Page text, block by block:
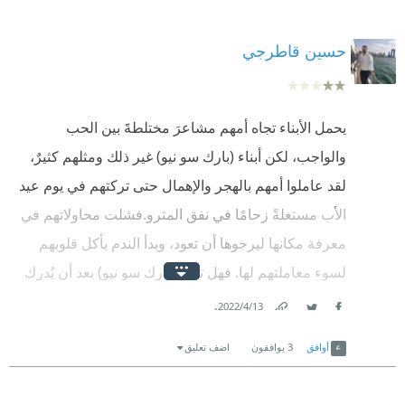
حسين قاطرجي
يحمل الأبناء تجاه أمهم مشاعرَ مختلطةََ بين الحب
والواجب، لكن أبناء (بارك سو نيو) غير ذلك ومثلهم كثيرٌ،
لقد عاملوا أمهم بالهجر والإهمال حتى تركتهم في يوم عيد
الأب مستغلةً زحامًا في نفق المترو.فشلت محاولاتهم في
معرفة مكانها ليرجوها أن تعود، وبدأ الندم يأكل قلوبهم
لسوء معاملتهم لها. فهل تعود (بارك سو نيو) بعد أن يُدرك
الجميع قيمة الأمّ، أمْ تتركهم أبداً فيصير غيابها طبيعيًا.
ربما تعمّدت الأمّ (بارك سو نيو) غيابها، لكنّ المؤكد أنها
تركت زوجها وأبناءها الخمس في دوامةٍ من الدهشة
13‏/4‏/2022
.
أوافق 3 يوافقون اضف تعليق